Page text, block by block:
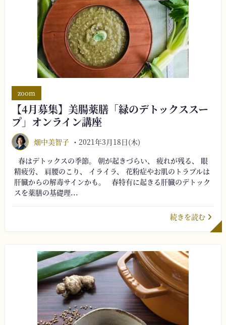
【4月募集】美腸薬膳「緑のデトックススー
プ」オンライン講座
畑中美智子 2021年3月18日(木)
zoom
春はデトックスの季節。 朝が起きづらい、 疲れが残る、 眼
精疲労、 肩腰のこり、 イライラ、 花粉症やお肌のトラブルは
肝臓からの解毒サインかも。 春特有に起きる肝臓のデトック
スを薬膳の基礎理...
続きを読む